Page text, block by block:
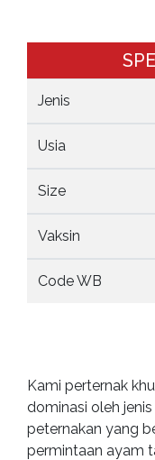
Jenis
Usia
Size
Vaksin
Code WB
Kami perternak
dominasi oleh
peternakan yang
permintaan ayam